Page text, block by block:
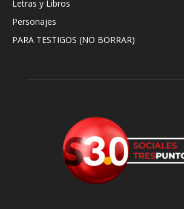
Letras y Libros
Personajes
PARA TESTIGOS (NO BORRAR)